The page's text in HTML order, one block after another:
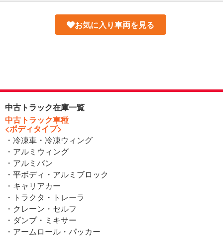
お気に入り車両を見る
中古トラック在庫一覧
中古トラック車種
<ボディタイプ>
・冷凍車・冷凍ウィング
・アルミウィング
・アルミバン
・平ボディ・アルミブロック
・キャリアカー
・トラクタ・トレーラ
・クレーン・セルフ
・ダンプ・ミキサー
・アームロール・パッカー